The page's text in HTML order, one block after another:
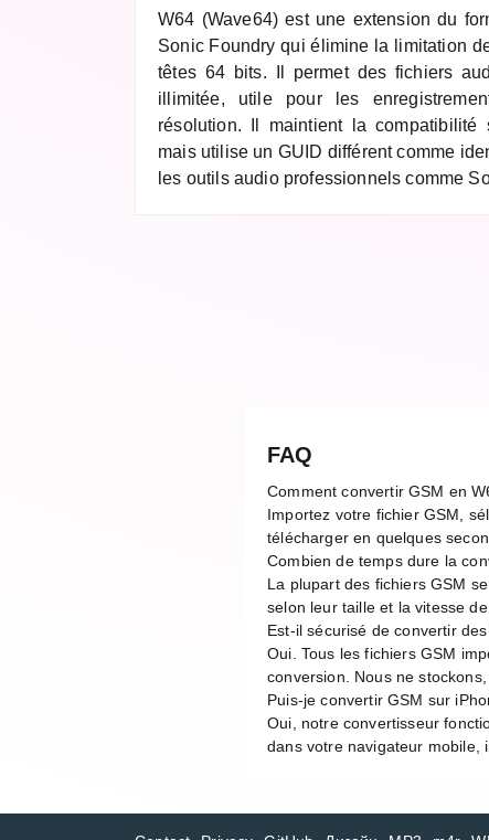
W64 (Wave64) est une extension du
Sonic Foundry qui élimine la limitation
têtes 64 bits. Il permet des fichiers
illimitée, utile pour les
résolution. Il maintient la compatibilité
mais utilise un GUID différent comme
les outils audio professionnels comme
FAQ
Comment convertir GSM en
Importez votre fichier GSM,
télécharger en quelques
Combien de temps dure la
La plupart des fichiers GSM
selon leur taille et la vitesse
Est-il sécurisé de convertir
Oui. Tous les fichiers GSM
conversion. Nous ne
Puis-je convertir GSM sur
Oui, notre convertisseur
dans votre navigateur mobile,